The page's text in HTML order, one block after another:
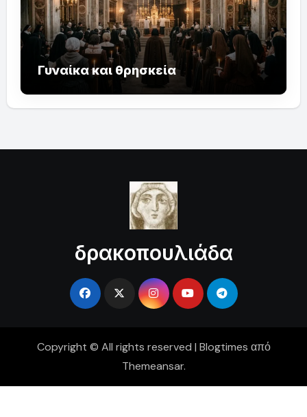
Γυναίκα και θρησκεία
δρακοπουλιάδα
Copyright © All rights reserved | Blogtimes από
Themeansar.